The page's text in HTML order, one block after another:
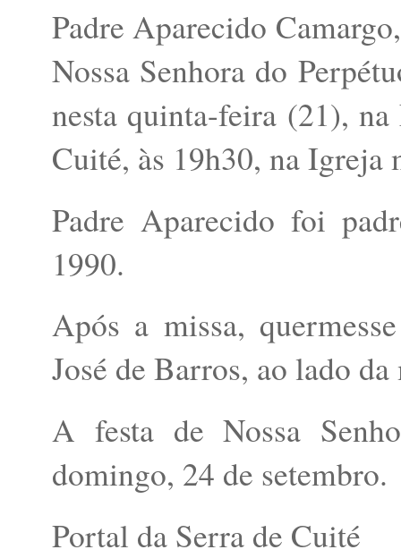
Padre Aparecido
Nossa Senhora do
nesta quinta-feira (21), na
Cuité, às 19h30, na Igreja
Padre Aparecido foi
1990.
Após a missa,
José de Barros, ao lado
A festa de Nossa
domingo, 24 de setembro.
Portal da Serra de Cuité